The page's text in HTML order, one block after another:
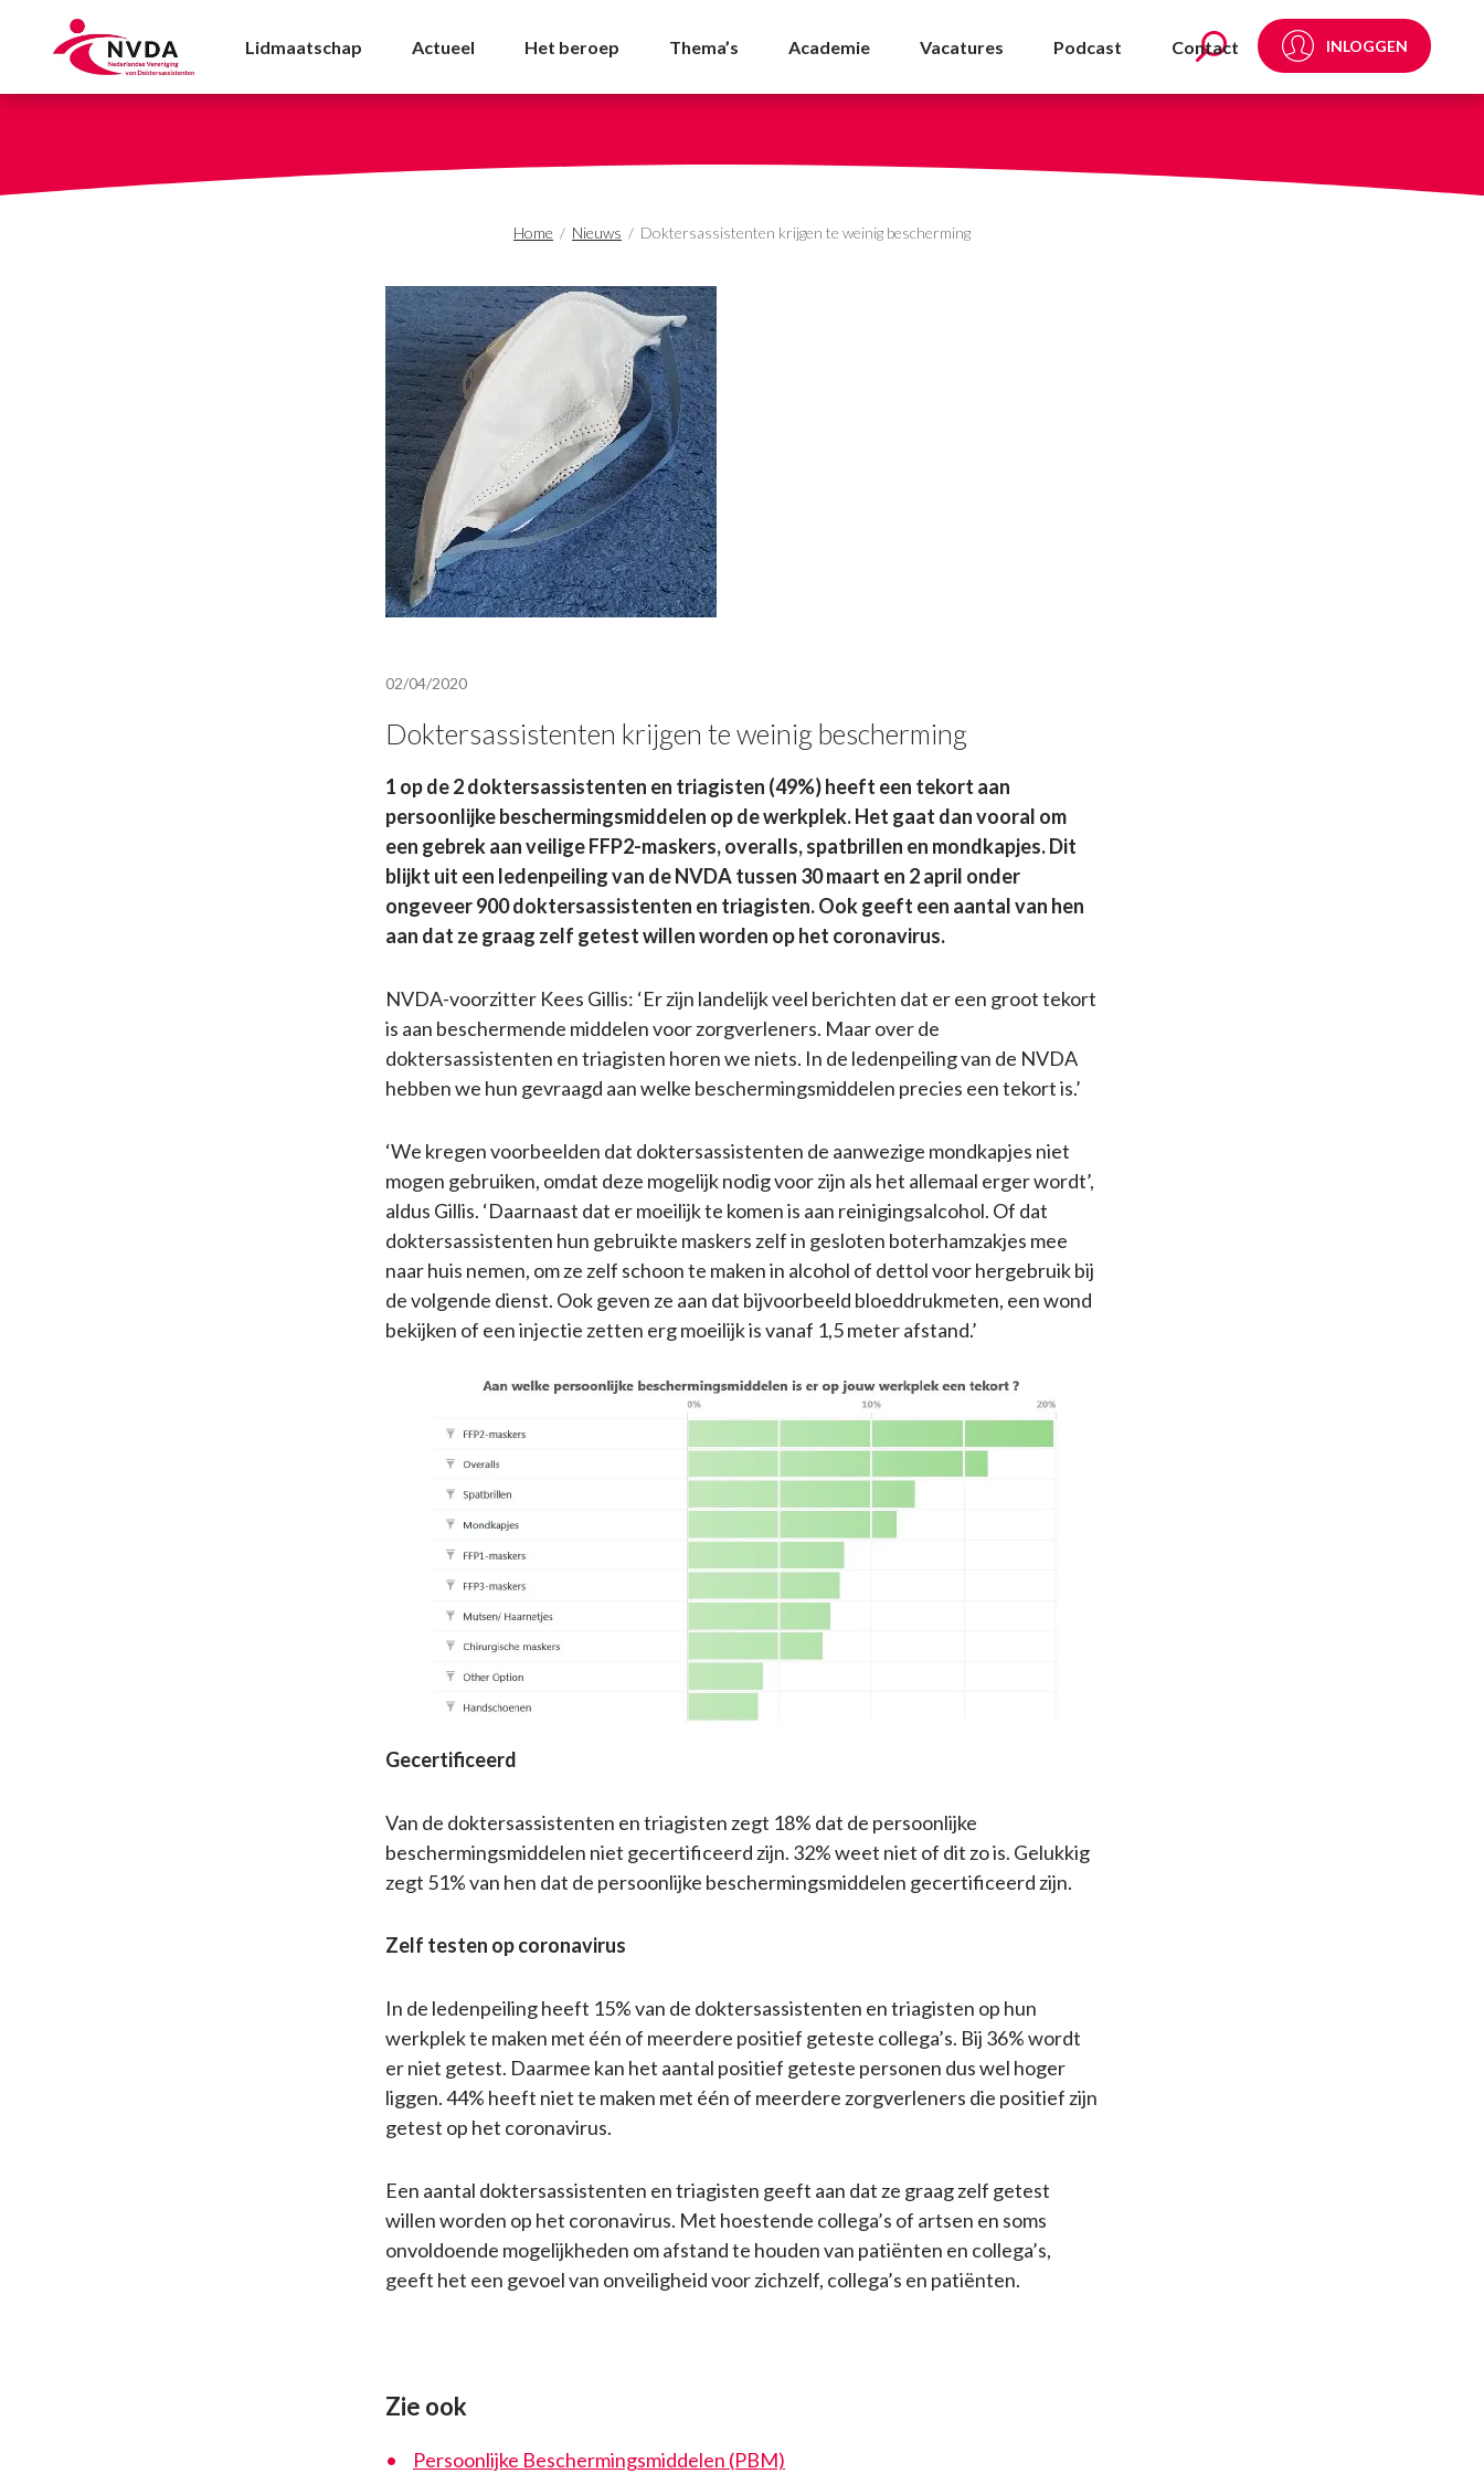
Doktersassistenten krijgen te weinig bescherming - NVDA
Lidmaatschap Actueel Het beroep Thema’s Academie Vacatures Podcast Contact INLOGGEN
Home / Nieuws / Doktersassistenten krijgen te weinig bescherming
02/04/2020
Doktersassistenten krijgen te weinig bescherming
1 op de 2 doktersassistenten en triagisten (49%) heeft een tekort aan
persoonlijke beschermingsmiddelen op de werkplek. Het gaat dan vooral om
een gebrek aan veilige FFP2-maskers, overalls, spatbrillen en mondkapjes. Dit
blijkt uit een ledenpeiling van de NVDA tussen 30 maart en 2 april onder
ongeveer 900 doktersassistenten en triagisten. Ook geeft een aantal van hen
aan dat ze graag zelf getest willen worden op het coronavirus.
NVDA-voorzitter Kees Gillis: ‘Er zijn landelijk veel berichten dat er een groot tekort
is aan beschermende middelen voor zorgverleners. Maar over de
doktersassistenten en triagisten horen we niets. In de ledenpeiling van de NVDA
hebben we hun gevraagd aan welke beschermingsmiddelen precies een tekort is.’
‘We kregen voorbeelden dat doktersassistenten de aanwezige mondkapjes niet
mogen gebruiken, omdat deze mogelijk nodig voor zijn als het allemaal erger wordt’,
aldus Gillis. ‘Daarnaast dat er moeilijk te komen is aan reinigingsalcohol. Of dat
doktersassistenten hun gebruikte maskers zelf in gesloten boterhamzakjes mee
naar huis nemen, om ze zelf schoon te maken in alcohol of dettol voor hergebruik bij
de volgende dienst. Ook geven ze aan dat bijvoorbeeld bloeddrukmeten, een wond
bekijken of een injectie zetten erg moeilijk is vanaf 1,5 meter afstand.’
Gecertificeerd
Van de doktersassistenten en triagisten zegt 18% dat de persoonlijke
beschermingsmiddelen niet gecertificeerd zijn. 32% weet niet of dit zo is. Gelukkig
zegt 51% van hen dat de persoonlijke beschermingsmiddelen gecertificeerd zijn.
Zelf testen op coronavirus
In de ledenpeiling heeft 15% van de doktersassistenten en triagisten op hun
werkplek te maken met één of meerdere positief geteste collega’s. Bij 36% wordt
er niet getest. Daarmee kan het aantal positief geteste personen dus wel hoger
liggen. 44% heeft niet te maken met één of meerdere zorgverleners die positief zijn
getest op het coronavirus.
Een aantal doktersassistenten en triagisten geeft aan dat ze graag zelf getest
willen worden op het coronavirus. Met hoestende collega’s of artsen en soms
onvoldoende mogelijkheden om afstand te houden van patiënten en collega’s,
geeft het een gevoel van onveiligheid voor zichzelf, collega’s en patiënten.
Zie ook
Persoonlijke Beschermingsmiddelen (PBM)